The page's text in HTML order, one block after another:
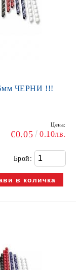
ЧЕРНИ !!!
Цена:
€0.05 0.10лв.
Брой: